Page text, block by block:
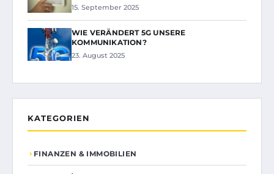
15. September 2025
WIE VERÄNDERT 5G UNSERE
KOMMUNIKATION?
23. August 2025
KATEGORIEN
FINANZEN & IMMOBILIEN